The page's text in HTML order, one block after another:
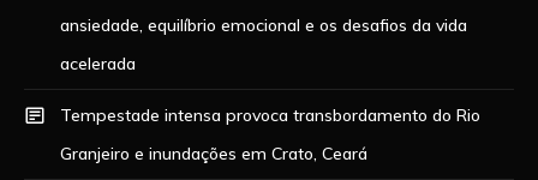
ansiedade, equilíbrio emocional e os desafios da vida
acelerada
Tempestade intensa provoca transbordamento do Rio
Granjeiro e inundações em Crato, Ceará